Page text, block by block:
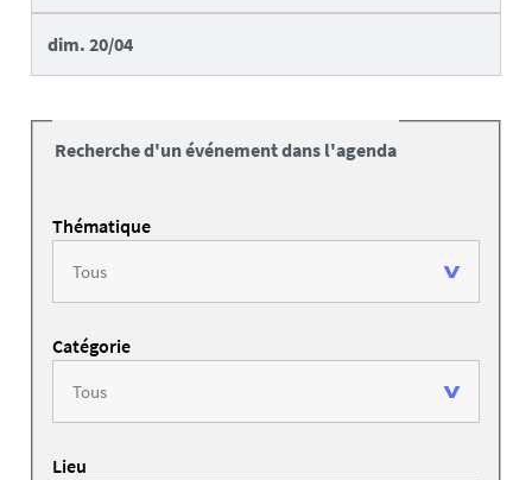
dim. 20/04
Recherche d'un événement dans l'agenda
Thématique
Catégorie
Lieu